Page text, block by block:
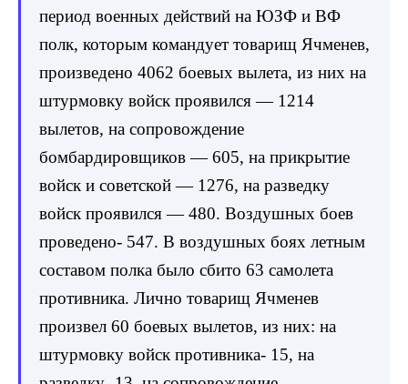
период военных действий на ЮЗФ и ВФ
полк, которым командует товарищ Ячменев,
произведено 4062 боевых вылета, из них на
штурмовку войск проявился — 1214
вылетов, на сопровождение
бомбардировщиков — 605, на прикрытие
войск и советской — 1276, на разведку
войск проявился — 480. Воздушных боев
проведено- 547. В воздушных боях летным
составом полка было сбито 63 самолета
противника. Лично товарищ Ячменев
произвел 60 боевых вылетов, из них: на
штурмовку войск противника- 15, на